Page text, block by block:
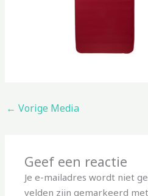
← Vorige Media
Geef een reactie
Je e-mailadres wordt niet
velden zijn gemarkeerd